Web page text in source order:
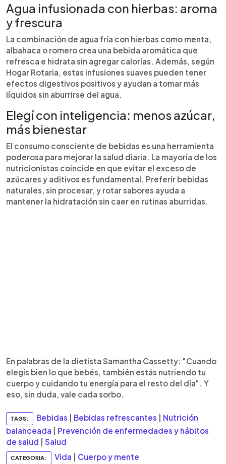
Agua infusionada con hierbas: aroma
y frescura
La combinación de agua fría con hierbas como menta,
albahaca o romero crea una bebida aromática que
refresca e hidrata sin agregar calorías. Además, según
Hogar Rotaria, estas infusiones suaves pueden tener
efectos digestivos positivos y ayudan a tomar más
líquidos sin aburrirse del agua.
Elegí con inteligencia: menos azúcar,
más bienestar
El consumo consciente de bebidas es una herramienta
poderosa para mejorar la salud diaria. La mayoría de los
nutricionistas coincide en que evitar el exceso de
azúcares y aditivos es fundamental. Preferir bebidas
naturales, sin procesar, y rotar sabores ayuda a
mantener la hidratación sin caer en rutinas aburridas.
En palabras de la dietista Samantha Cassetty: "Cuando
elegís bien lo que bebés, también estás nutriendo tu
cuerpo y cuidando tu energía para el resto del día". Y
eso, sin duda, vale cada sorbo.
TAGS: Bebidas Bebidas refrescantes
Nutrición
balanceada
Prevención de enfermedades y hábitos
de salud
Salud
CATEGORIA: Vida Cuerpo y mente